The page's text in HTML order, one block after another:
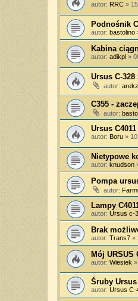
autor: RRC »
Podnośnik
autor: bastolino
Kabina
autor: adikpl »
Ursus C-328
autor:
C355 -
autor:
Ursus
autor: Boru »
Nietypowe
autor: knudson
Pompa
autor:
Lampy
autor: Ursus c-
Brak
autor: Trans7 »
Mój URSUS
autor: Wiesiek »
Śruby Ursus
autor: Ursus C-